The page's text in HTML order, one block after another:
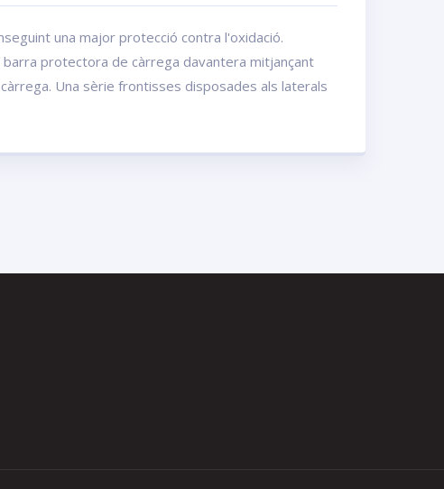
una major protecció contra l'oxidació.
protectora de càrrega davantera mitjançant
Una sèrie frontisses disposades als laterals